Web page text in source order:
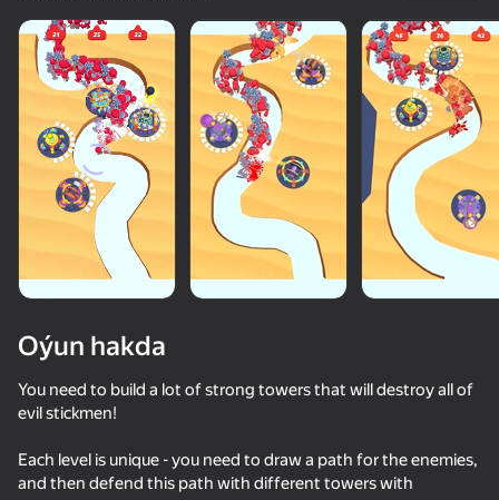
50+ top oýunlar, olary oýnaýar
hatda «oýnamayanlar» hem
Görmek
Oýun hakda
You need to build a lot of strong towers that will destroy all of
evil stickmen!
Each level is unique - you need to draw a path for the enemies,
and then defend this path with different towers with